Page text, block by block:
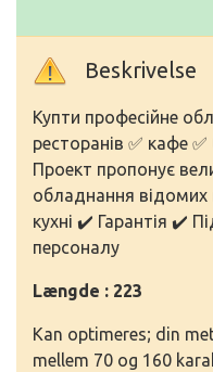
Beskrivelse
Купти професійне
ресторанів ✅ кафе
Проект пропонує
обладнання відомих
кухні ✔️ Гарантія ✔️
персоналу
Længde : 223
Kan optimeres; din
mellem 70 og 160